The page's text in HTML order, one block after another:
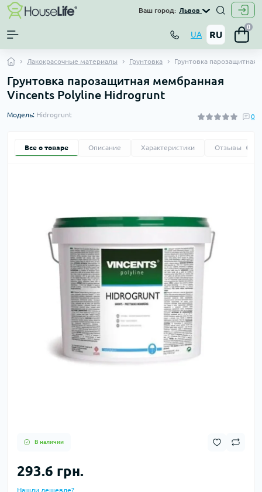
Ваш город: Львов
UA RU
0
Лакокрасочные материалы Грунтовка Грунтовка
Грунтовка парозащитная мембранная
Vincents Polyline Hidrogrunt
Модель: Hidrogrunt 0
Все о товаре Описание Характеристики Отзывы
В наличии
293.6 грн.
Нашли дешевле?